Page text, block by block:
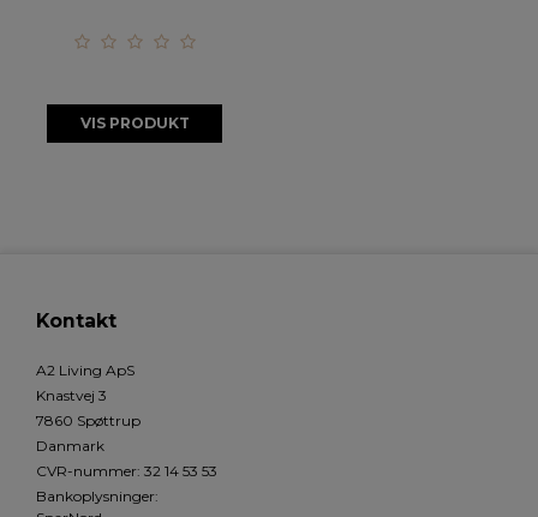
VIS PRODUKT
Kontakt
A2 Living ApS
Knastvej 3
7860 Spøttrup
Danmark
CVR-nummer: 32 14 53 53
Bankoplysninger: